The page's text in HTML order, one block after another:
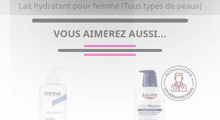
Lait hydratant pour femme (Tous types de peaux)
VOUS AIMEREZ AUSSI...